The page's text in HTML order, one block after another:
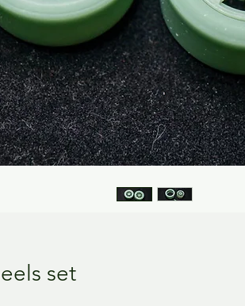
set